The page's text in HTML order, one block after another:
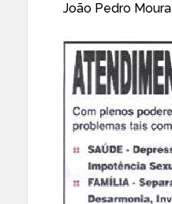
João Pedro Moura